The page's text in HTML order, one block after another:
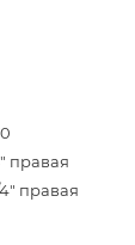
правая
4" правая